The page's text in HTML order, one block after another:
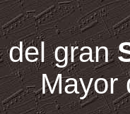
del gran
Mayor